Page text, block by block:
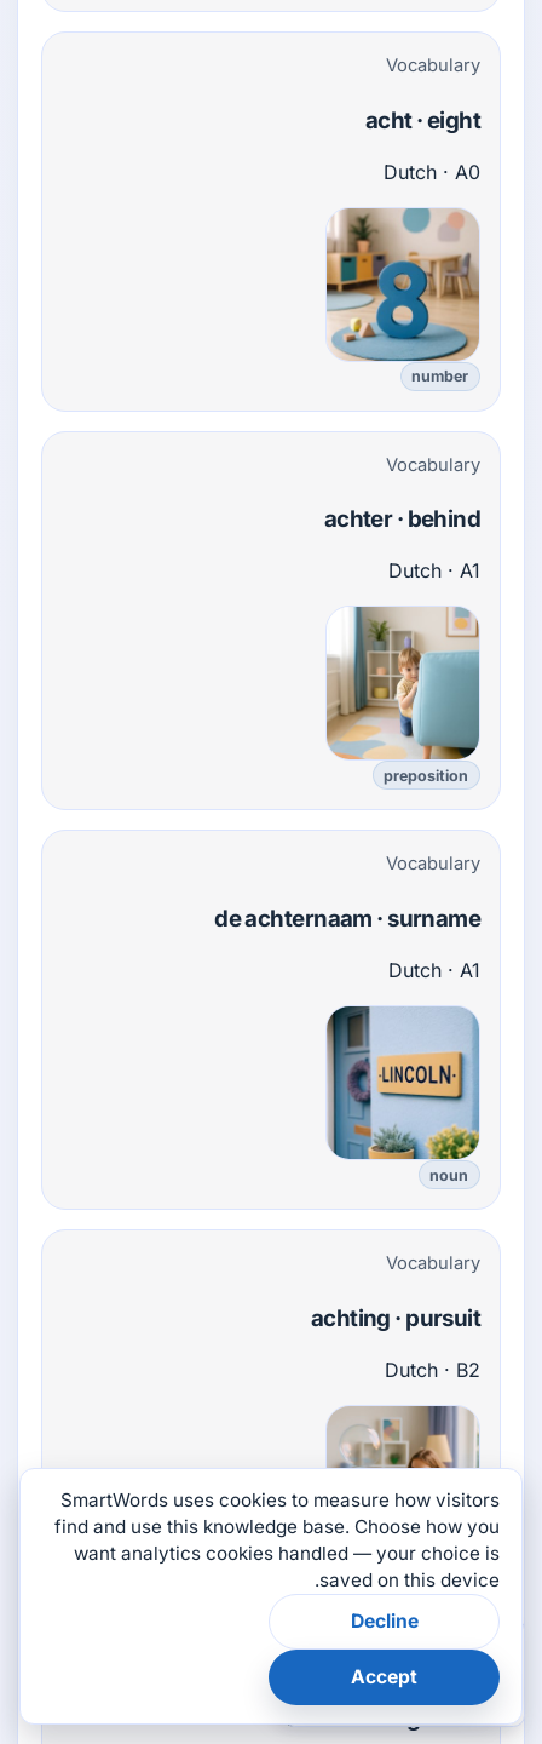
Vocabulary
acht · eight
Dutch · A0
number
Vocabulary
achter · behind
Dutch · A1
preposition
Vocabulary
de achternaam · surname
Dutch · A1
noun
Vocabulary
achting · pursuit
Dutch · B2
noun
achttien · eighteen
هل كانت هذه الصفحة
👍
SmartWords uses cookies to measure how visitors
find and use this knowledge base. Choose how you
want analytics cookies handled — your choice is
saved on this device.
Decline
Accept